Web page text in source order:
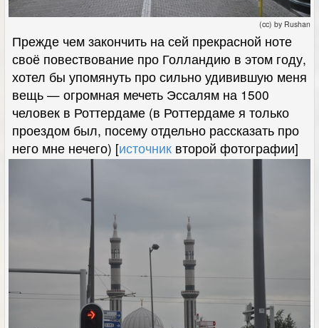
(cc) by Rushan
Прежде чем закончить на сей прекрасной ноте
своё повествование про Голландию в этом году,
хотел бы упомянуть про сильно удивившую меня
вещь — огромная мечеть Эссалям на 1500
человек в Роттердаме (в Роттердаме я только
проездом был, посему отдельно рассказать про
него мне нечего) [источник второй фотографии]